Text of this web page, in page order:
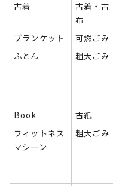
古着
古着・古
布
ブランケット 可燃ごみ
ふとん
粗大ごみ
Book
古紙
フィットネス
マシーン
粗大ごみ